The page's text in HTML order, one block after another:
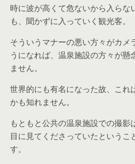
時に波が高くて危ないから入らな
も、聞かずに入っていく観光客。
そういうマナーの悪い方々がカメ
うになれば、温泉施設の方々が懸
ません。
世界的にも有名になった故、これ
かも知れません。
もともと公共の温泉施設での撮影
目に見てくださっていたというこ
す。